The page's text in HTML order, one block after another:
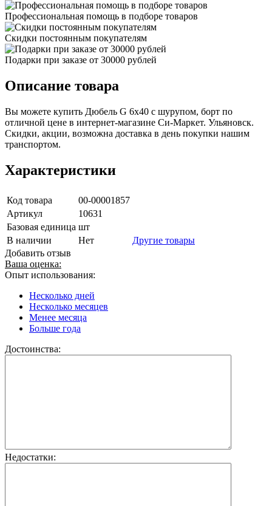
Профессиональная помощь в подборе товаров
Скидки постоянным покупателям
Подарки при заказе от 30000 рублей
Описание товара
Вы можете купить Дюбель G 6х40 с шурупом, борт по
отличной цене в интернет-магазине Си-Маркет. Ульяновск.
Скидки, акции, возможна доставка в день покупки нашим
транспортом.
Характеристики
Код товара
00-00001857
Артикул
10631
Базовая единица шт
В наличии
Нет
Другие товары
Добавить отзыв
Ваша оценка:
Опыт использования:
Несколько дней
Несколько месяцев
Менее месяца
Больше года
Достоинства:
Недостатки: